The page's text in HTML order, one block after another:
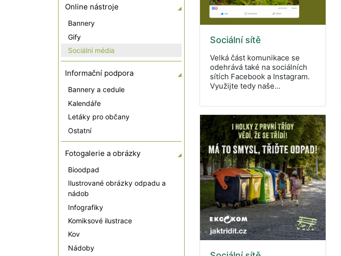
Online nástroje
Bannery
Gify
Sociální média
Informační podpora
Bannery a cedule
Kalendáře
Letáky pro občany
Ostatní
Fotogalerie a obrázky
Bioodpad
Ilustrované obrázky odpadu a
nádob
Infografiky
Komiksové ilustrace
Kov
Nádoby
Sociální sítě
Velká část komunikace se
odehrává také na sociálních
sítích Facebook a Instagram.
Využijte tedy naše...